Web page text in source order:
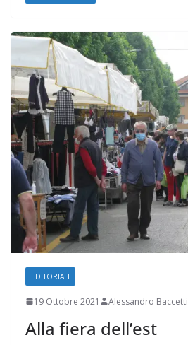
EDITORIALI
19 Ottobre 2021 Alessandro Baccetti
Alla fiera dell’est